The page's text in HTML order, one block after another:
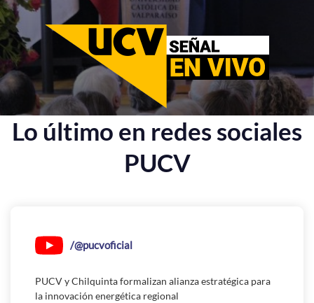
Lo último en redes sociales
PUCV
/@pucvoficial
PUCV y Chilquinta formalizan alianza estratégica para
la innovación energética regional